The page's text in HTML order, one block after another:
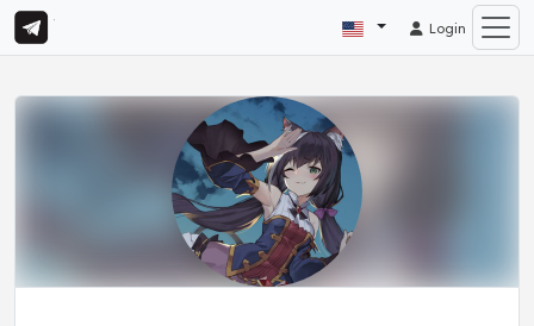
Login